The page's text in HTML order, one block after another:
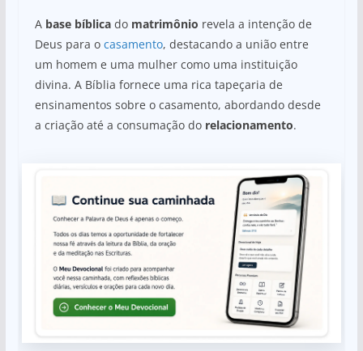
A base bíblicado matrimônio revela a intenção de
Deus para o casamento, destacando a união entre
um homem e uma mulher como uma instituição
divina. A Bíblia fornece uma rica tapeçaria de
ensinamentos sobre o casamento, abordando desde
a criação até a consumação do relacionamento.